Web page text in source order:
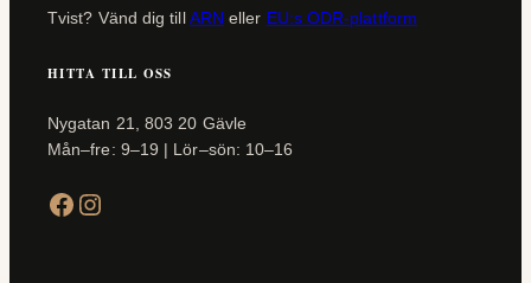
Tvist? Vänd dig tillARN eller EU:s ODR-plattform
HITTA TILL OSS
Nygatan 21, 803 20 Gävle
Mån–fre: 9–19 | Lör–sön: 10–16
Facebook Instagram